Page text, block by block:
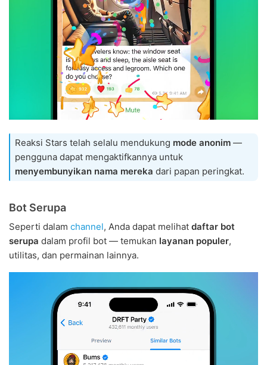
Reaksi Stars telah selalu mendukung mode anonim —
pengguna dapat mengaktifkannya untuk
menyembunyikan nama mereka dari papan peringkat.
Bot Serupa
Seperti dalam channel, Anda dapat melihat daftar bot
serupa dalam profil bot — temukan layanan populer,
utilitas, dan permainan lainnya.